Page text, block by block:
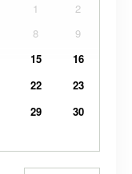
1
2
8
9
15
16
22
23
29
30